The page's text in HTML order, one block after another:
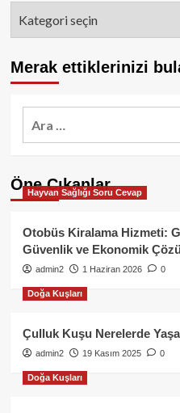
Merak ettiklerinizi
Öne Çıkanlar
Hayvan Sağlığı Soru Cevap
Otobüs Kiralama Hizmeti:
Güvenlik ve Ekonomik
admin2 1 Haziran 2026 0
Doğa Kuşları
Çulluk Kuşu Nerelerde
admin2 19 Kasım 2025 0
Doğa Kuşları